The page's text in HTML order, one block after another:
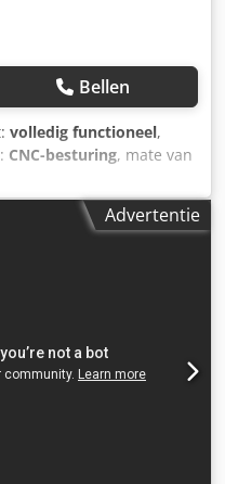
Bellen
volledig functioneel,
CNC-besturing, mate van
430 mm,
50 mm/s
Afstand tussen kolommen
(mm): 430 Slag van
400 X-as slag (mm):
Advertentie